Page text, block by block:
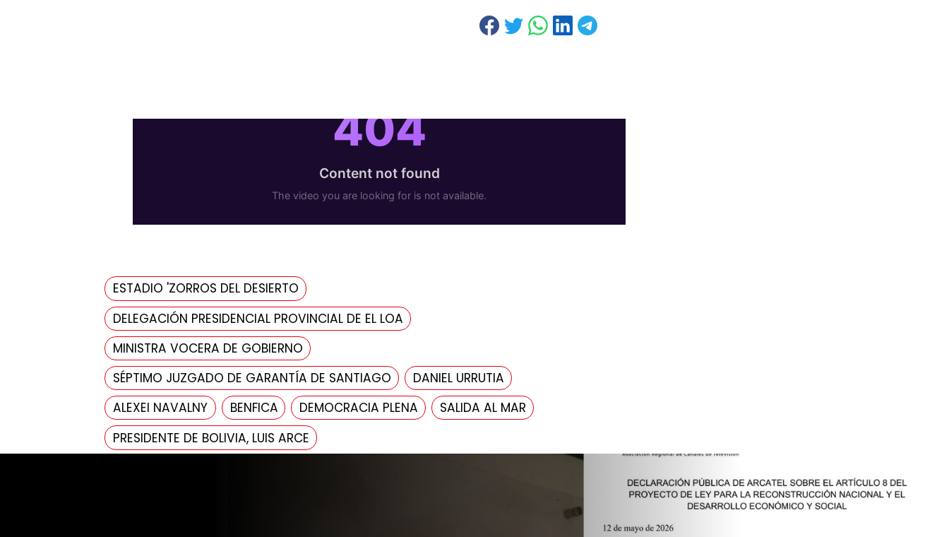
ESTADIO 'ZORROS DEL DESIERTO
DELEGACIÓN PRESIDENCIAL PROVINCIAL DE EL LOA
MINISTRA VOCERA DE GOBIERNO
SÉPTIMO JUZGADO DE GARANTÍA DE SANTIAGO
DANIEL URRUTIA
ALEXEI NAVALNY
BENFICA DEMOCRACIA PLENA
SALIDA AL MAR
PRESIDENTE DE BOLIVIA, LUIS ARCE